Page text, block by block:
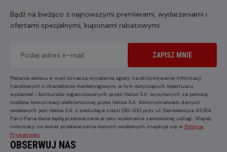
Bądź na bieżąco z najnowszymi premierami, wydarzeniami i
ofertami specjalnymi, kuponami rabatowymi
ZAPISZ MNIE
Podanie adresu e-mail oznacza wyrażenie zgody na otrzymywanie informacji
handlowych o charakterze marketingowym, w tym dotyczących repertuaru,
wydarzeń i konkursów organizowanych przez Helios S.A. wysyłanych za pomocą
środków komunikacji elektronicznej przez Helios S.A. Administratorem danych
osobowych jest Helios S.A. z siedzibą w Łodzi (90-318) przy ul. Sienkiewicza 82/84.
Pani/Pana dane będą przetwarzane w celu wykonania zamówionej usługi. Więcej
informacji na temat przetwarzania danych osobowych znajduje się w Polityce
Prywatności.
OBSERWUJ NAS